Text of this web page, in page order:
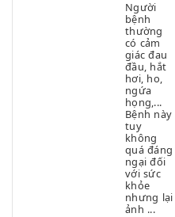
Người
bệnh
thường
có cảm
giác đau
đầu, hắt
hơi, ho,
ngứa
họng,...
Bệnh này
tuy
không
quá đáng
ngại đối
với sức
khỏe
nhưng lại
ảnh ...